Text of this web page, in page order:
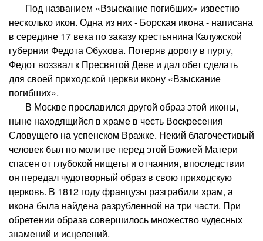
Под названием «Взыскание погибших» известно
несколько икон. Одна из них - Борская икона - написана
в середине 17 века по заказу крестьянина Калужской
губернии Федота Обухова. Потеряв дорогу в пургу,
Федот воззвал к Пресвятой Деве и дал обет сделать
для своей приходской церкви икону «Взыскание
погибших».
В Москве прославился другой образ этой иконы,
ныне находящийся в храме в честь Воскресения
Словущего на успенском Вражке. Некий благочестивый
человек был по молитве перед этой Божией Матери
спасен от глубокой нищеты и отчаяния, впоследствии
он передал чудотворный образ в свою приходскую
церковь. В 1812 году французы разграбили храм, а
икона была найдена разрубленной на три части. При
обретении образа совершилось множество чудесных
знамений и исцелений.